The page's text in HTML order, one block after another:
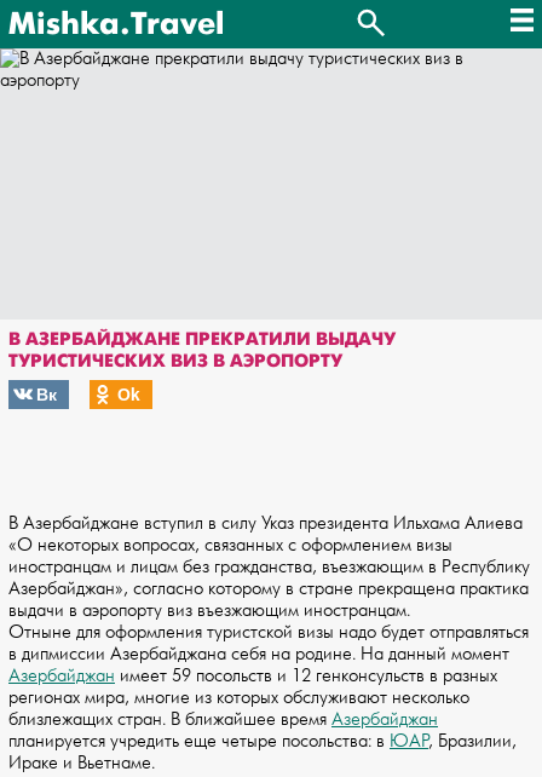
Mishka.Travel
В АЗЕРБАЙДЖАНЕ ПРЕКРАТИЛИ ВЫДАЧУ
ТУРИСТИЧЕСКИХ ВИЗ В АЭРОПОРТУ
Вк
Оk
В Азербайджане вступил в силу Указ президента Ильхама Алиева
«О некоторых вопросах, связанных с оформлением визы
иностранцам и лицам без гражданства, въезжающим в Республику
Азербайджан», согласно которому в стране прекращена практика
выдачи в аэропорту виз въезжающим иностранцам.
Отныне для оформления туристской визы надо будет отправляться
в дипмиссии Азербайджана себя на родине. На данный момент
Азербайджан имеет 59 посольств и 12 генконсульств в разных
регионах мира, многие из которых обслуживают несколько
близлежащих стран. В ближайшее время Азербайджан
планируется учредить еще четыре посольства: в ЮАР, Бразилии,
Ираке и Вьетнаме.